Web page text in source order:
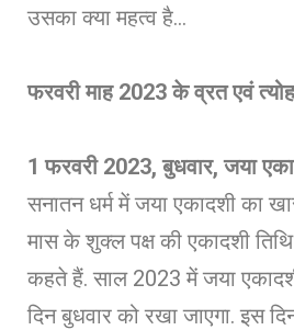
उसका क्या महत्व है…
फरवरी माह 2023 के व्रत एवं
1 फरवरी 2023, बुधवार, जया
सनातन धर्म में जया एकादशी का
मास के शुक्ल पक्ष की एकादशी तिथि
कहते हैं. साल 2023 में जया
दिन बुधवार को रखा जाएगा. इस